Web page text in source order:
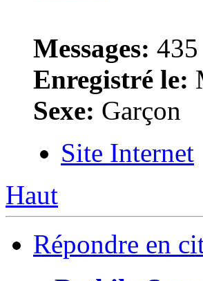
Messages: 435
Enregistré le:
Sexe: Garçon
Site Internet
Haut
Répondre en